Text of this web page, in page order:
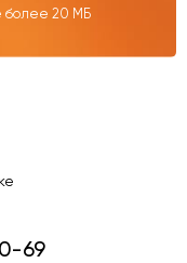
более 20 МБ
69